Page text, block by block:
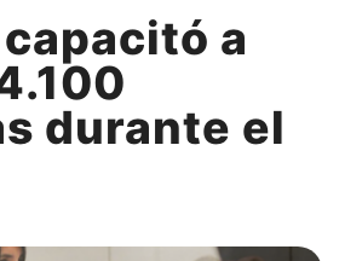
capacitó a
durante el